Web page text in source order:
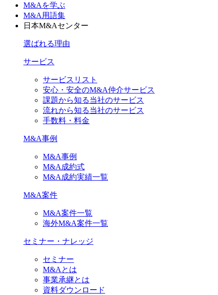
M&Aを学ぶ
M&A用語集
日本M&Aセンター
選ばれる理由
サービス
サービスリスト
安心・安全のM&A仲介サービス
課題から知る当社のサービス
流れから知る当社のサービス
手数料・料金
M&A事例
M&A事例
M&A成約式
M&A成約実績一覧
M&A案件
M&A案件一覧
海外M&A案件一覧
セミナー・ナレッジ
セミナー
M&Aとは
事業承継とは
資料ダウンロード